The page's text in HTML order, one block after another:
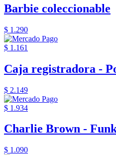
Barbie coleccionable
$ 1.290
$ 1.161
Caja registradora -
$ 2.149
$ 1.934
Charlie Brown -
$ 1.090